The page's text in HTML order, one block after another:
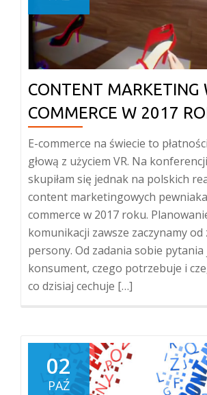
CONTENT MARKETING
COMMERCE W 2017
E-commerce na świecie to
głową z użyciem VR. Na
skupiłam się jednak na polskich
content marketingowych
commerce w 2017 roku.
komunikacji zawsze zaczynamy
persony. Od zadania sobie
konsument, czego potrzebuje i
co dzisiaj cechuje […]
02
PAŹ